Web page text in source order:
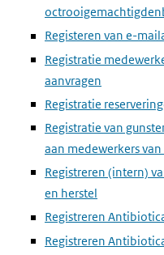
Registeren van e-
Registratie
aanvragen
Registratie
Registratie van
aan medewerkers
Registreren (intern)
en herstel
Registreren
Registreren